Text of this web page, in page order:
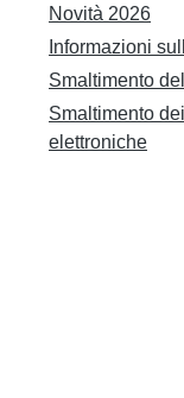
Novità 2026
Informazioni
Smaltimento
Smaltimento
elettroniche